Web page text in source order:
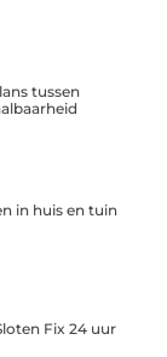
tussen
in huis en tuin
Fix 24 uur